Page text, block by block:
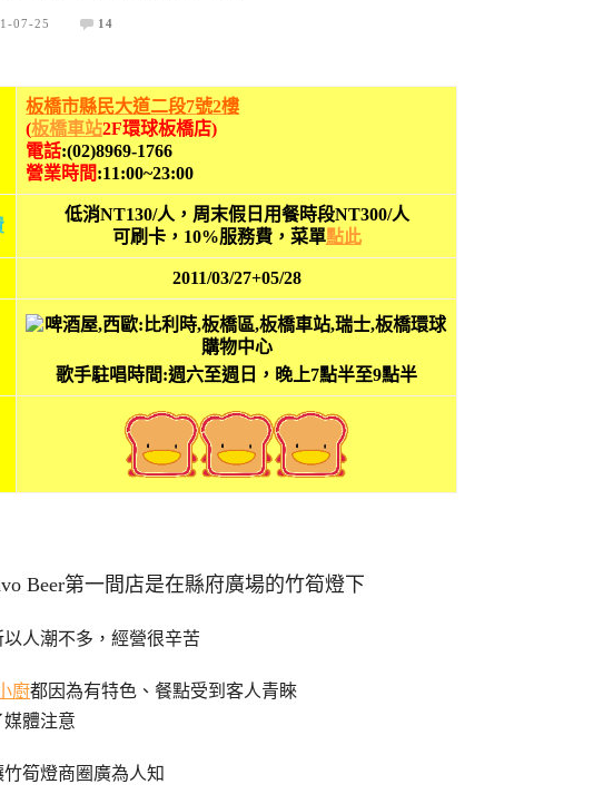
07-25 14
板橋市縣民大道二段7號2樓
(板橋車站2F環球板橋店)
電話:(02)8969-1766
營業時間:11:00~23:00
低消NT130/人，周末假日用餐時段NT300/人
可刷卡，10%服務費，菜單點此
2011/03/27+05/28
歌手駐唱時間:週六至週日，晚上7點半至9點半
Beer第一間店是在縣府廣場的竹筍燈下
人潮不多，經營很辛苦
廚都因為有特色、餐點受到客人青睞
體注意
筍燈商圈廣為人知